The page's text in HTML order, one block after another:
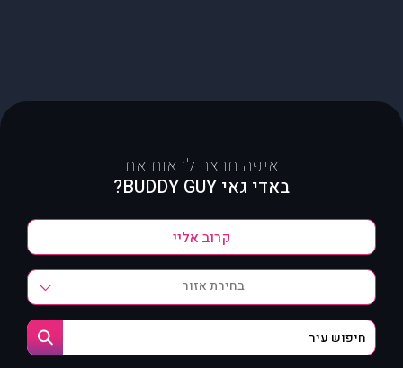
איפה תרצה לראות את
באדי גאי BUDDY GUY?
בחירת אזור